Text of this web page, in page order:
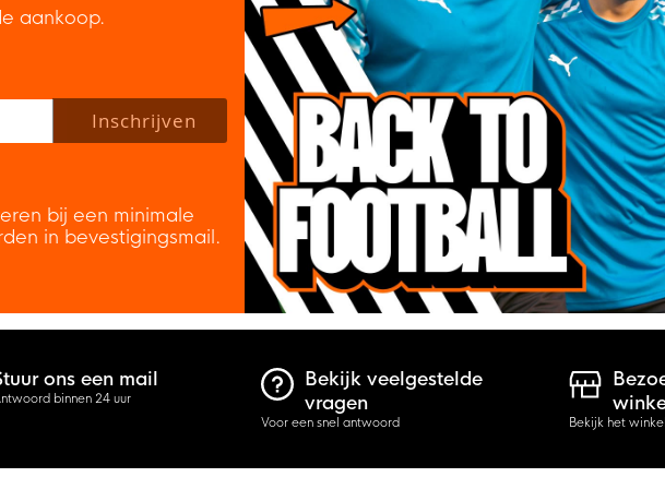
aankoop.
policy to subscribe to our newsletter.
Inschrijven
bij een minimale
in bevestigingsmail.
ons een mail
binnen 24 uur
Bekijk veelgestelde
vragen
Voor een snel antwoord Bekijk het